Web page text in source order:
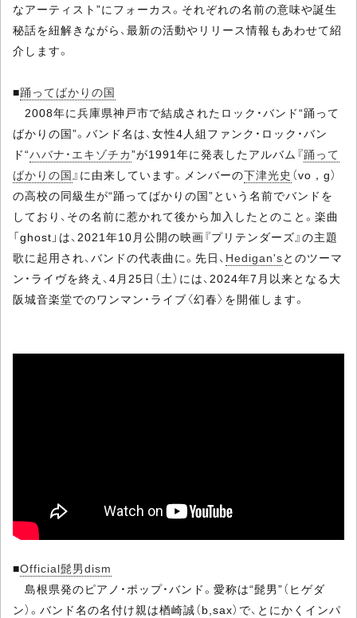
なアーティスト”にフォーカス。それぞれの名前の意味や誕生
秘話を紐解きながら、最新の活動やリリース情報もあわせて紹
介します。
■踊ってばかりの国
2008年に兵庫県神戸市で結成されたロック・バンド“踊って
ばかりの国”。バンド名は、女性4人組ファンク・ロック・バン
ド“ハバナ・エキゾチカ”が1991年に発表したアルバム『踊って
ばかりの国』に由来しています。メンバーの下津光史 （vo，g）
の高校の同級生が“踊ってばかりの国”という名前でバンドを
しており、その名前に惹かれて後から加入したとのこと。楽曲
「ghost」は、2021年10月公開の映画『プリテンダーズ』の主題
歌に起用され、バンドの代表曲に。先日、 Hedigan'sとのツーマ
ン・ライヴを終え、4月25日（土）には、2024年7月以来となる大
阪城音楽堂でのワンマン・ライブ〈幻春〉を開催します。
■Official髭男dism
島根県発のピアノ・ポップ・バンド。愛称は“髭男”（ヒゲダ
ン）。バンド名の名付け親は楢崎誠（b,sax）で、とにかくインパ